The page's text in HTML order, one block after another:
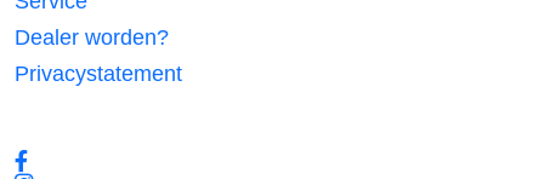
Dealer worden?
Privacystatement